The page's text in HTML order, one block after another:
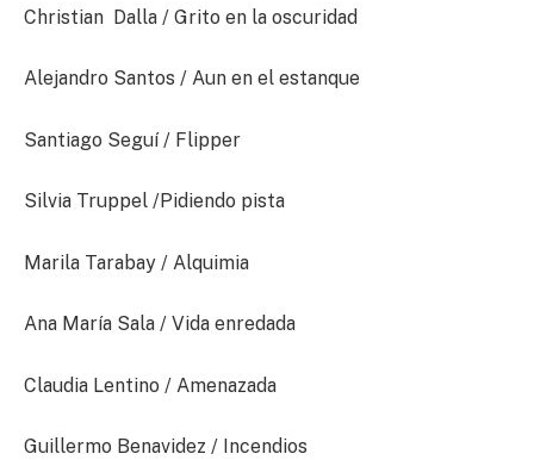
Christian Dalla / Grito en la oscuridad
Alejandro Santos / Aun en el estanque
Santiago Seguí / Flipper
Silvia Truppel /Pidiendo pista
Marila Tarabay / Alquimia
Ana María Sala / Vida enredada
Claudia Lentino / Amenazada
Guillermo Benavidez / Incendios